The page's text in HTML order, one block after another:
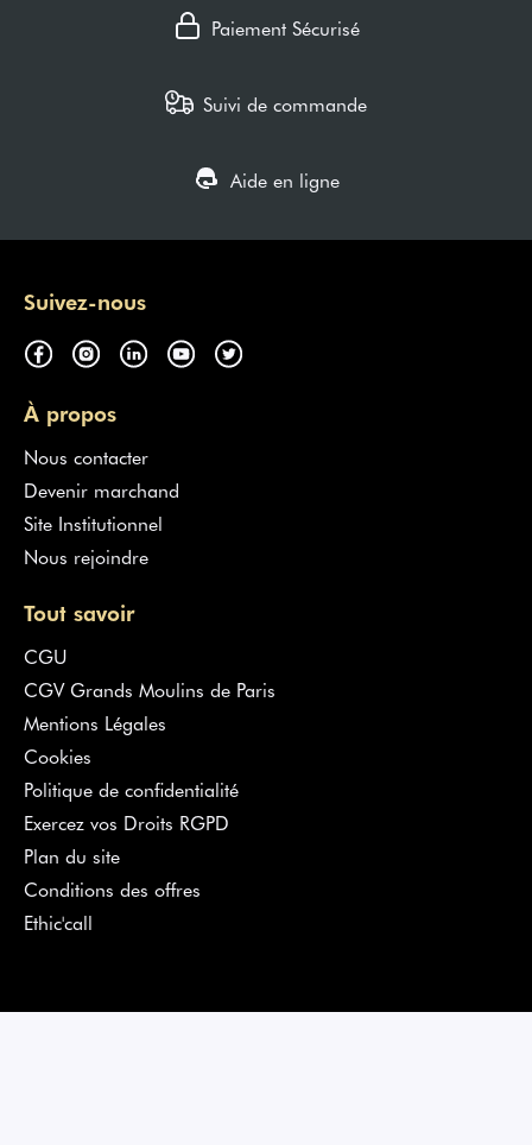
Paiement Sécurisé
Suivi de commande
Aide en ligne
Suivez-nous
À propos
Nous contacter
Devenir marchand
Site Institutionnel
Nous rejoindre
Tout savoir
CGU
CGV Grands Moulins de Paris
Mentions Légales
Cookies
Politique de confidentialité
Exercez vos Droits RGPD
Plan du site
Conditions des offres
Ethic'call